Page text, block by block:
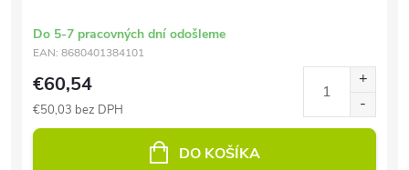
Do 5-7 pracovných dní odošleme
EAN: 8680401384101
€60,54
€50,03 bez DPH
DO KOŠÍKA